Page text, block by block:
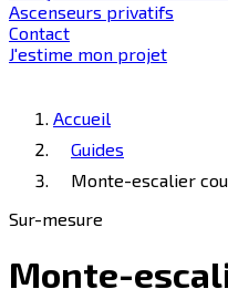
Ascenseurs privatifs
Contact
J'estime mon projet
Accueil
Guides
Monte-escalier
Sur-mesure
Monte-